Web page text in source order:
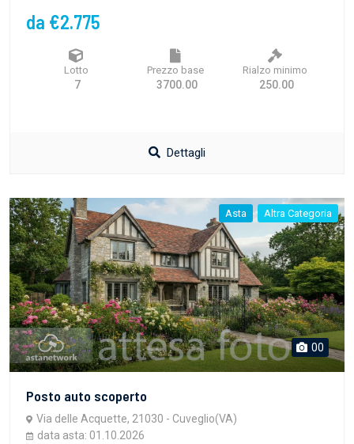
da €2.775
Lotto
7
Prezzo base
3700.00
Rialzo minimo
250.00
Dettagli
Asta Altra Categoria
00
Posto auto scoperto
Via delle Acquette, 21030 - Cuveglio(VA)
data asta: 01.10.2026